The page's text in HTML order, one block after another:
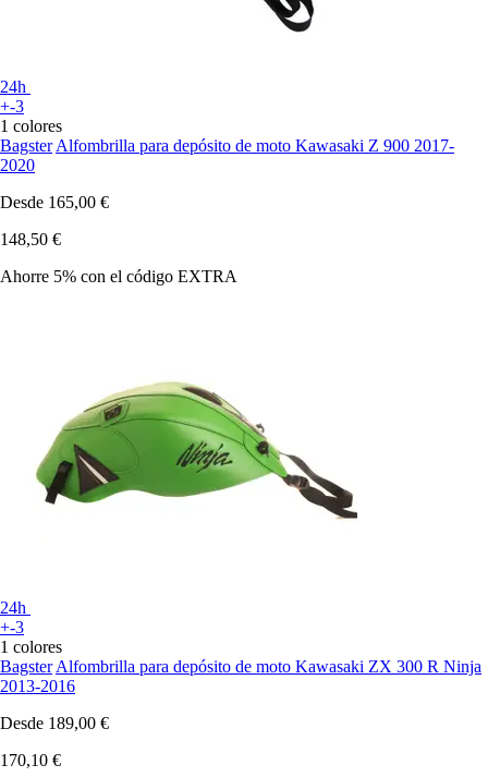
24h
+-3
1 colores
Bagster Alfombrilla para depósito de moto Kawasaki Z 900 2017-
2020
Desde 165,00 €
148,50 €
Ahorre 5% con el código EXTRA
24h
+-3
1 colores
Bagster Alfombrilla para depósito de moto Kawasaki ZX 300 R Ninja
2013-2016
Desde 189,00 €
170,10 €